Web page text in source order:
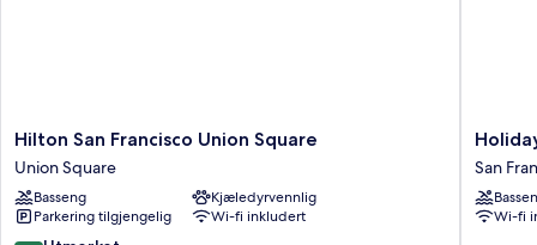
Hilton
San
Francisco
Union
Square
Hilton San Francisco Union Square
Union Square
Basseng
Kjæledyrvennlig
Parkering tilgjengelig
Wi-fi inkludert
Holiday
Inn
Golden
by
San
Wi-fi